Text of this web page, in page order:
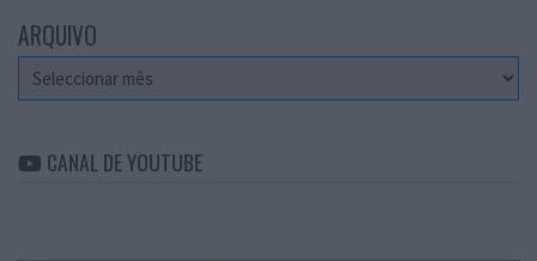
ARQUIVO
Arquivo
CANAL DE YOUTUBE